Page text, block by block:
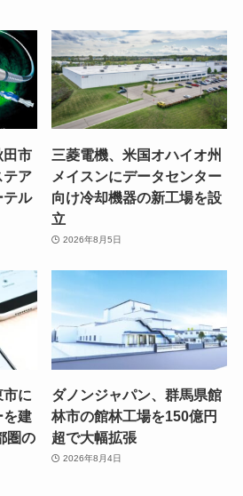
田市
テア
テル
三菱電機、米国オハイオ州
メイスンにデータセンター
向け冷却機器の新工場を設
立
2026年8月5日
に
を建
圏の
ダノンジャパン、群馬県館
林市の館林工場を150億円
超で大幅拡張
2026年8月4日